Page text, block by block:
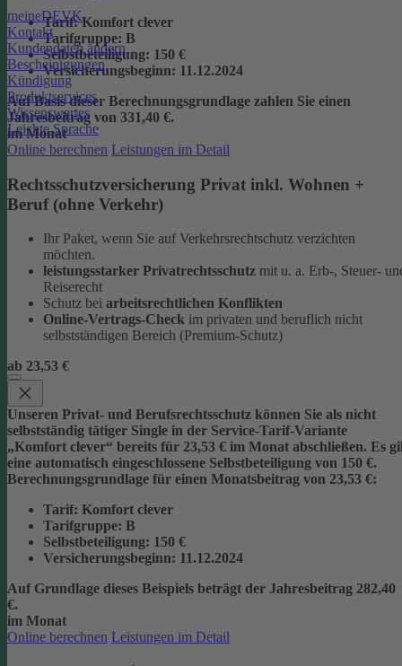
meineDEVK
Kontakt
Kundendaten ändern
Bescheinigungen
Kündigung
Produktservices
Wissenswertes
Leichte Sprache
Tarif: Komfort clever
Tarifgruppe: B
Selbstbeteiligung: 150 €
Versicherungsbeginn: 11.12.2024
Auf Basis dieser Berechnungsgrundlage zahlen Sie einen
Jahresbeitrag von 331,40 €.
im Monat
Online berechnen Leistungen im Detail
Rechtsschutzversicherung Privat inkl. Wohnen +
Beruf (ohne Verkehr)
Ihr Paket, wenn Sie auf Verkehrsrechtschutz verzichten
möchten.
leistungsstarker Privatrechtsschutz mit u. a. Erb-, Steuer-
Reiserecht
Schutz bei arbeitsrechtlichen Konflikten
Online-Vertrags-Check im privaten und beruflich nicht
selbstständigen Bereich (Premium-Schutz)
ab 23,53 €
Unseren Privat- und Berufsrechtsschutz können Sie als nicht
selbstständig tätiger Single in der Service-Tarif-Variante
„Komfort clever“ bereits für 23,53 € im Monat abschließen. Es
eine automatisch eingeschlossene Selbstbeteiligung von 150 €.
Berechnungsgrundlage für einen Monatsbeitrag von 23,53 €:
Tarif: Komfort clever
Tarifgruppe: B
Selbstbeteiligung: 150 €
Versicherungsbeginn: 11.12.2024
Auf Grundlage dieses Beispiels beträgt der Jahresbeitrag 282,40
€.
im Monat
Online berechnen Leistungen im Detail